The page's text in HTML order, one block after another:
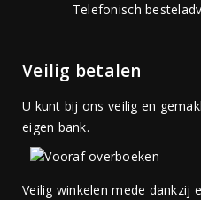
Telefonisch
Veilig betalen
U kunt bij ons veilig en
eigen bank.
Veilig winkelen mede dankzij